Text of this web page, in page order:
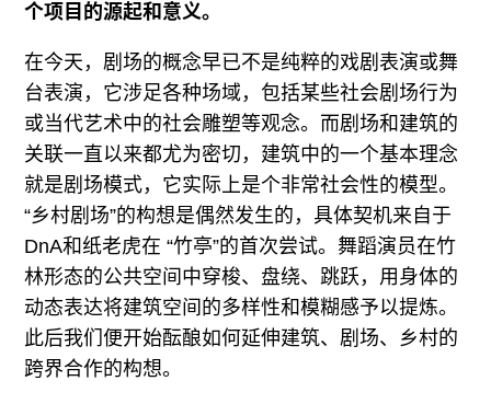
个项目的源起和意义。
在今天，剧场的概念早已不是纯粹的戏剧表演或舞
台表演，它涉足各种场域，包括某些社会剧场行为
或当代艺术中的社会雕塑等观念。而剧场和建筑的
关联一直以来都尤为密切，建筑中的一个基本理念
就是剧场模式，它实际上是个非常社会性的模型。
“乡村剧场”的构想是偶然发生的，具体契机来自于
DnA和纸老虎在 “竹亭”的首次尝试。舞蹈演员在竹
林形态的公共空间中穿梭、盘绕、跳跃，用身体的
动态表达将建筑空间的多样性和模糊感予以提炼。
此后我们便开始酝酿如何延伸建筑、剧场、乡村的
跨界合作的构想。